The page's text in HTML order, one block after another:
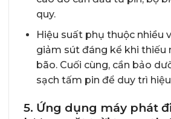
quy.
Hiệu suất phụ thuộc nhiều
giảm sút đáng kể khi thiếu
bão. Cuối cùng, cần bảo
sạch tấm pin để duy trì
5. Ứng dụng máy phát